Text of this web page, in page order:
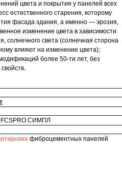
цвета и покрытия у панелей всех
естественного старения, которому
фасада здания, а именно — эрозия,
изменение цвета в зависимости
солнечного света (солнечная сторона
влияют на изменение цвета);
более 50-ти лет, без
FCSPRO СИМПЛ
фиброцементных панелей